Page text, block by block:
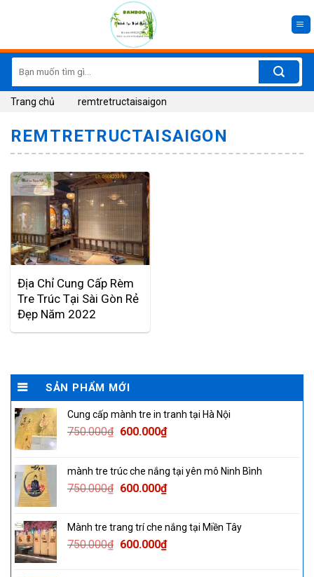
for:
Trang chủ remtretructaisaigon
REMTRETRUCTAISAIGON
Địa Chỉ Cung Cấp Rèm
Tre Trúc Tại Sài Gòn Rẻ
Đẹp Năm 2022
SẢN PHẨM MỚI
Cung cấp mành tre in tranh tại Hà Nội
750.000₫ Original
750.000₫.
600.000₫Current
600.000₫.
mành tre trúc che nắng tại yên mô Ninh Bình
750.000₫ Original
750.000₫.
600.000₫Current
600.000₫.
Mành tre trang trí che nắng tại Miền Tây
750.000₫ Original
600.000₫Current